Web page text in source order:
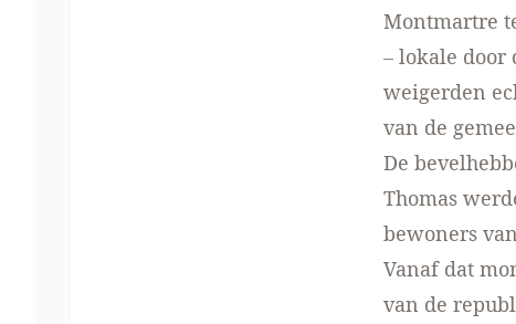
Montmartre
– lokale door
weigerden
van de
De
Thomas
bewoners
Vanaf dat
van de